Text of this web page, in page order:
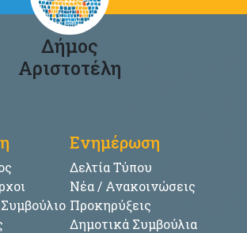
Δήμος
Αριστοτέλη
Ενημέρωση
Δελτία Τύπου
Νέα / Ανακοινώσεις
Προκηρύξεις
Δημοτικά Συμβούλια